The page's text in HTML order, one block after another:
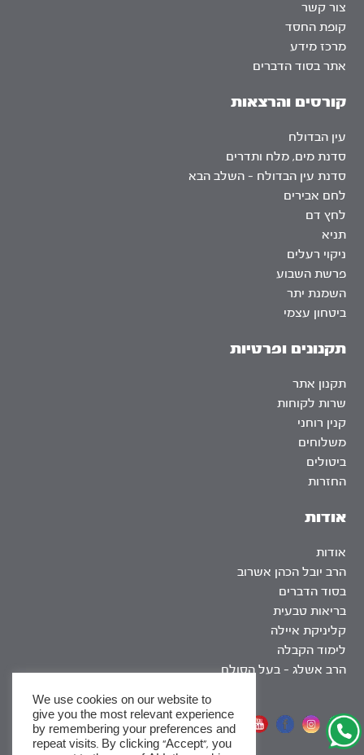
אודות
אודות
הרב יובל הכהן אשרוב
בסוד הדברים
בריאות טבעית
קליניקת איילה
לימוד הקבלה
הרב אשלג – בעל הסולם
צור קשר
קופת החסד
מרכז מידע
אתר בסוד הדברים
קורסים והרצאות
עין הבדולח
סדנת מים, מלח ותדרים
סדנת עין הבדולח – השלב הבא
לחם אבירים
לחץ דם
תניא
ניקוי רעלים
פרשת השבוע
השמנת יתר
ביטחון עצמי
תקנונים ופרטיות
תקנון אתר
שרות לקוחות
קנין רוחני
משלוחים
ביטולים
החזרות
אתר שומר שבת
We use cookies on our website to
give you the most relevant experience
by remembering your preferences and
repeat visits. By clicking “Accept”, you